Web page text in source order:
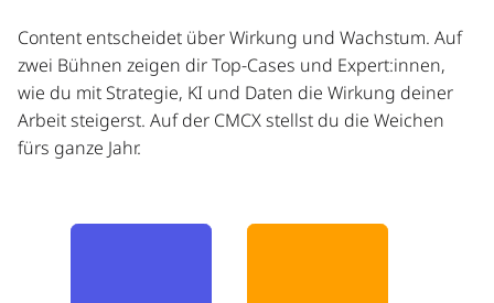
Content entscheidet über Wirkung und Wachstum. Auf
zwei Bühnen zeigen dir Top-Cases und Expert:innen,
wie du mit Strategie, KI und Daten die Wirkung deiner
Arbeit steigerst. Auf der CMCX stellst du die Weichen
fürs ganze Jahr.